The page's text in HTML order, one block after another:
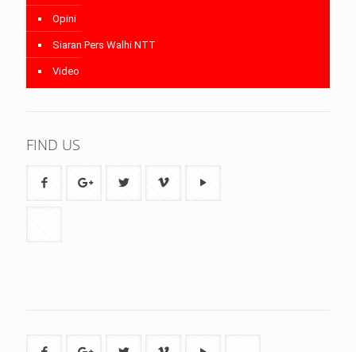
Opini
Siaran Pers Walhi NTT
Video
FIND US